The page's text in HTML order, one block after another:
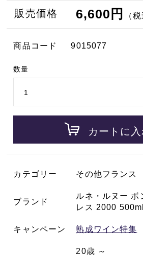
販売価格 6,600円 （
商品コード 9015077
数量
カートに入
カテゴリー その他フランス
ブランド
ルネ・ルヌー ボ
レス 2000 500ml
キャンペーン 熟成ワイン特集
20歳 ～